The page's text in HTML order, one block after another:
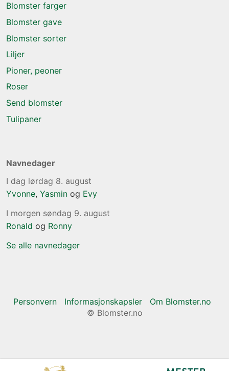
Blomster farger
Blomster gave
Blomster sorter
Liljer
Pioner, peoner
Roser
Send blomster
Tulipaner
Navnedager
I dag lørdag 8. august
Yvonne, Yasmin og Evy
I morgen søndag 9. august
Ronald og Ronny
Se alle navnedager
Personvern Informasjonskapsler
Om Blomster.no
© Blomster.no